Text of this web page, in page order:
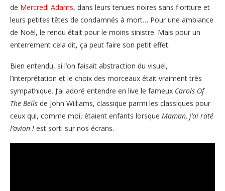
de Mercredi Adams, dans leurs tenues noires sans fioriture et
leurs petites têtes de condamnés à mort… Pour une ambiance
de Noël, le rendu était pour le moins sinistre. Mais pour un
enterrement cela dit, ça peut faire son petit effet.
Bien entendu, si l’on faisait abstraction du visuel,
l’interprétation et le choix des morceaux était vraiment très
sympathique. J’ai adoré entendre en live le fameux Carols Of
The Bells de John Williams, classique parmi les classiques pour
ceux qui, comme moi, étaient enfants lorsque Maman, j’ai raté
l’avion ! est sorti sur nos écrans.